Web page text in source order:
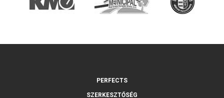
PERFECTS
SZERKESZTŐSÉG